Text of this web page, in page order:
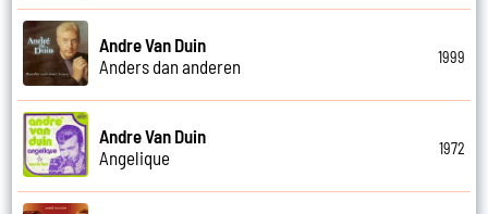
Andre Van Duin
Anders dan anderen
1999
Andre Van Duin
Angelique
1972